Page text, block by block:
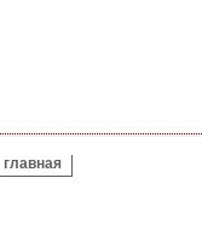
ВЫ ЗДЕСЬ
главная